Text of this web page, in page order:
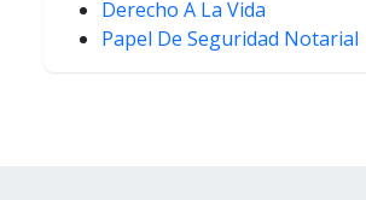
Derecho A La Vida
Papel De Seguridad Notarial